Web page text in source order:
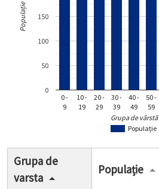
Populație
0 -
9
10 -
19
20 -
29
30 -
39
40 -
49
50 -
59
0
50
100
150
Grupa de vârstă
Populație
Grupa de
varsta
Populație